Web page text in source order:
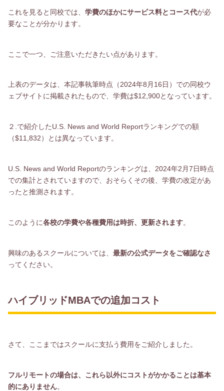
これを見ると同校では、 学費のほかにサービス料とコース代が必
要なことが分かります。
ここで一つ、ご注意いただきたい点があります。
上表のデータは、本記事執筆時点（2024年8月16日）での同校ウ
ェブサイトに掲載されたもので、学費は$12,900となっています。
２.で紹介したU.S. News and World Reportランキングでの額
（$11,832）とは異なっています。
U.S. News and World Reportのランキングは、2024年2月7日時点
での集計とされていますので、おそらくその後、学費の改定があ
ったと推測されます。
このように各校の学費や各種費用は時折、更新されます。
興味のあるスクールについては、 最新の公式データをご確認なさ
ってください。
ハイブリッドMBAでの追加コスト
さて、ここまではスクールに支払う費用をご紹介しました。
フルリモートの場合は、これら以外にコストがかかることは基本
的にありません。